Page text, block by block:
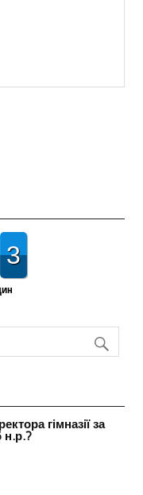
3
гімназії за
н.р.?